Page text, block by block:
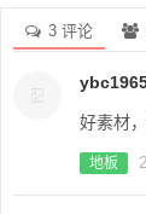
3 评论
好素材
地板